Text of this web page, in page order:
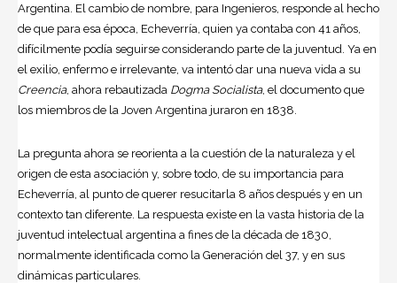
Argentina . El cambio de nombre, para Ingenieros, responde al hecho
de que para esa época, Echeverría, quien ya contaba con 41 años,
difícilmente podía seguirse considerando parte de la juventud. Ya en
el exilio, enfermo e irrelevante, va intentó dar una nueva vida a su
Creencia, ahora rebautizada Dogma Socialista, el documento que
los miembros de la Joven Argentina juraron en 1838.
La pregunta ahora se reorienta a la cuestión de la naturaleza y el
origen de esta asociación y, sobre todo, de su importancia para
Echeverría, al punto de querer resucitarla 8 años después y en un
contexto tan diferente. La respuesta existe en la vasta historia de la
juventud intelectual argentina a fines de la década de 1830,
normalmente identificada como la Generación del 37, y en sus
dinámicas particulares.